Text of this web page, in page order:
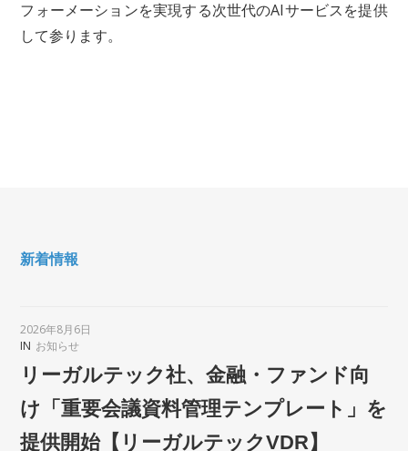
フォーメーションを実現する次世代のAIサービスを提供
して参ります。
新着情報
2026年8月6日
IN お知らせ
リーガルテック社、金融・ファンド向
け「重要会議資料管理テンプレート」を
提供開始【リーガルテックVDR】